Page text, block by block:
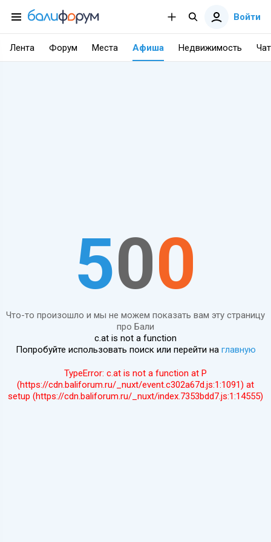
Войти
Лента Форум Места Афиша Недвижимость Чат
500
Что-то произошло и мы не можем показать вам эту страницу
про Бали
c.at is not a function
Попробуйте использовать поиск или перейти на главную
TypeError: c.at is not a function at P
(https://cdn.baliforum.ru/_nuxt/event.c302a67d.js:1:1091) at
setup (https://cdn.baliforum.ru/_nuxt/index.7353bdd7.js:1:14555)